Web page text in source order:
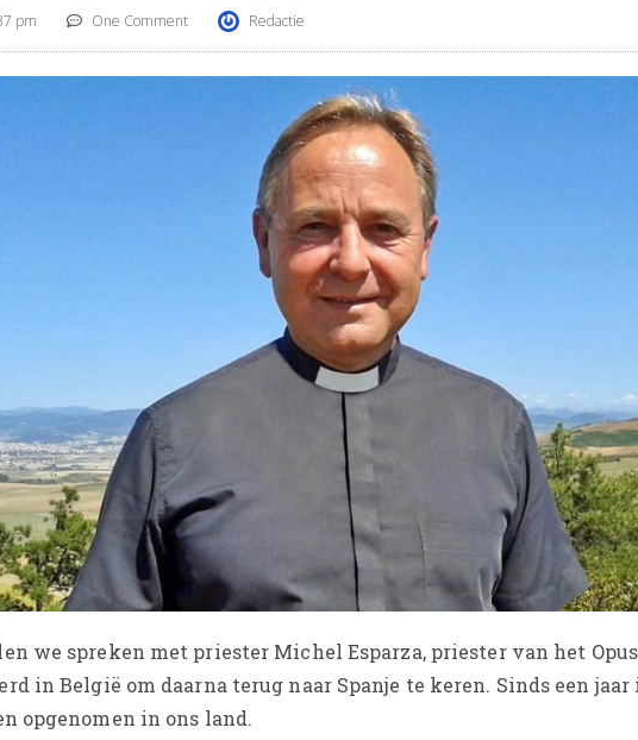
pm One Comment Redactie
we spreken met priester Michel Esparza, priester van het
in België om daarna terug naar Spanje te keren. Sinds een
opgenomen in ons land.